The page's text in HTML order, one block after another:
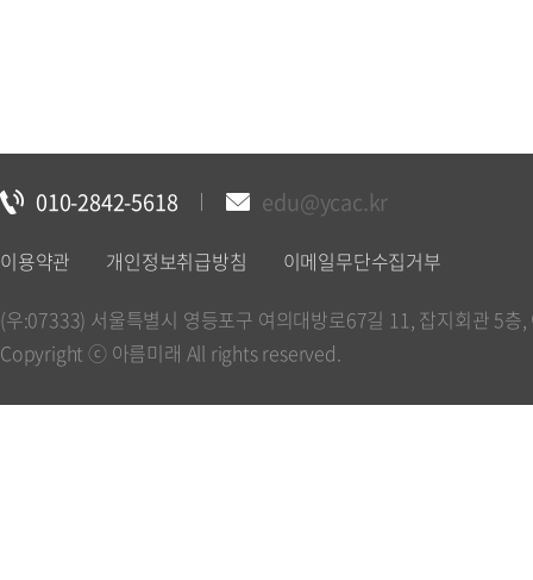
010-2842-5618 edu@ycac.kr
이용약관 개인정보취급방침 이메일무단수집거부
(우:07333) 서울특별시 영등포구 여의대방로67길 11, 잡지회관 5
Copyright ⓒ 아름미래 All rights reserved.